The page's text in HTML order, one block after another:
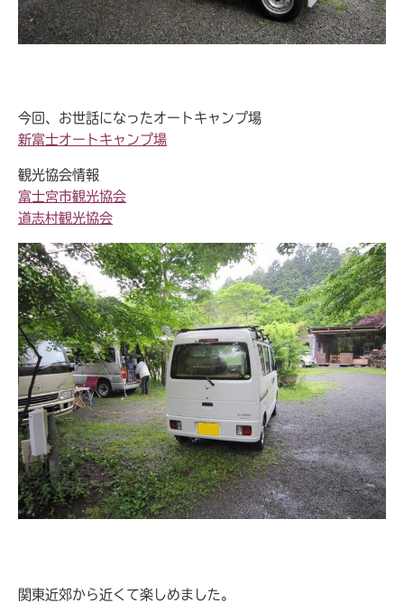
今回、お世話になったオートキャンプ場
新富士オートキャンプ場
観光協会情報
富士宮市観光協会
道志村観光協会
関東近郊から近くて楽しめました。